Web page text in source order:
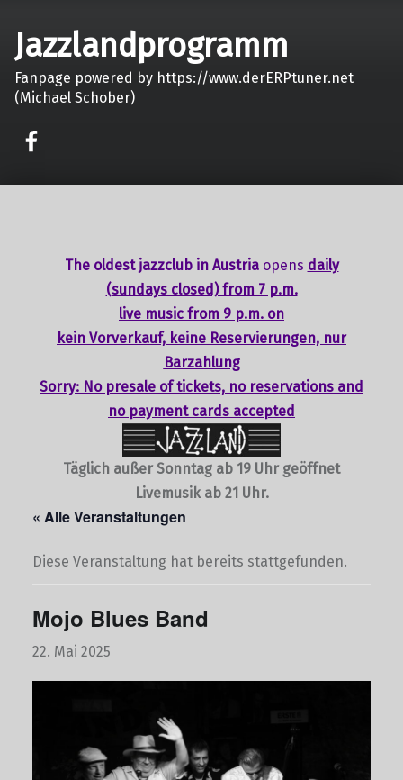
Jazzlandprogramm
Fanpage powered by https://www.derERPtuner.net
(Michael Schober)
The oldest jazzclub in Austria opens daily
(sundays closed) from 7 p.m.
live music from 9 p.m. on
kein Vorverkauf, keine Reservierungen, nur
Barzahlung
Sorry: No presale of tickets, no reservations and
no payment cards accepted
Täglich außer Sonntag ab 19 Uhr geöffnet
Livemusik ab 21 Uhr.
« Alle Veranstaltungen
Diese Veranstaltung hat bereits stattgefunden.
Mojo Blues Band
22. Mai 2025